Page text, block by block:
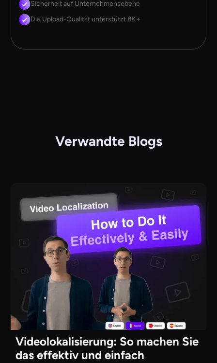
Sicherheit auf Unternehmensebene
Die Upload-Qualität unterstützt 8K+
Verwandte Blogs
Videolokalisierung: So machen Sie
das effektiv und einfach